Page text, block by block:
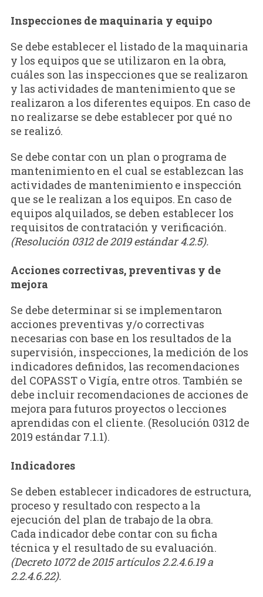
Inspecciones de maquinaria y equipo
Se debe establecer el listado de la maquinaria
y los equipos que se utilizaron en la obra,
cuáles son las inspecciones que se realizaron
y las actividades de mantenimiento que se
realizaron a los diferentes equipos. En caso de
no realizarse se debe establecer por qué no
se realizó.
Se debe contar con un plan o programa de
mantenimiento en el cual se establezcan las
actividades de mantenimiento e inspección
que se le realizan a los equipos. En caso de
equipos alquilados, se deben establecer los
requisitos de contratación y verificación.
(Resolución 0312 de 2019 estándar 4.2.5).
Acciones correctivas, preventivas y de
mejora
Se debe determinar si se implementaron
acciones preventivas y/o correctivas
necesarias con base en los resultados de la
supervisión, inspecciones, la medición de los
indicadores definidos, las recomendaciones
del COPASST o Vigía, entre otros. También se
debe incluir recomendaciones de acciones de
mejora para futuros proyectos o lecciones
aprendidas con el cliente. (Resolución 0312 de
2019 estándar 7.1.1).
Indicadores
Se deben establecer indicadores de estructura,
proceso y resultado con respecto a la
ejecución del plan de trabajo de la obra.
Cada indicador debe contar con su ficha
técnica y el resultado de su evaluación.
(Decreto 1072 de 2015 artículos 2.2.4.6.19 a
2.2.4.6.22).